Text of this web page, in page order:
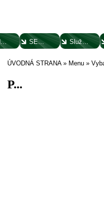
O NÁS SERVIS Služby - záhrada
ÚVODNÁ STRANA» Menu »
P...